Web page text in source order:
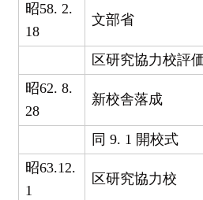
昭58. 2.
18
文部省
区研究協力校評
昭62. 8.
28
新校舎落成
同 9. 1 開校式
昭63.12.
1
区研究協力校